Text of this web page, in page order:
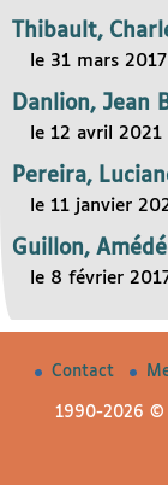
Thibault,
le 31 mars 2017
Danlion, Jean
le 12 avril 2021
Pereira,
le 11 janvier
Guillon,
le 8 février
Contact
1990-2026 ©